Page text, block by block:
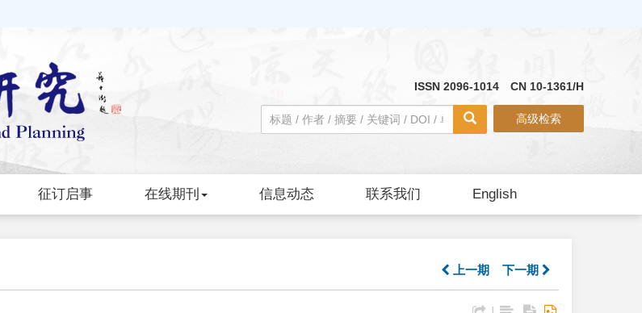
ISSN 2096-1014 CN 10-1361/H
高级检索
征订启事 在线期刊 信息动态 联系我们 English
上一期 下一期